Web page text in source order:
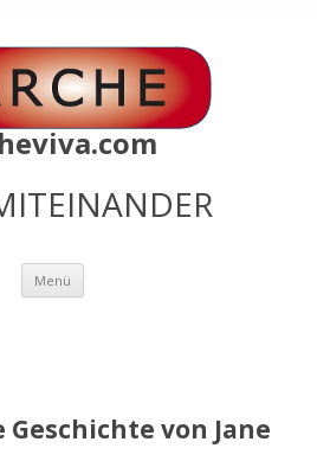
Menü Zum
springen
Geschichte von Jane